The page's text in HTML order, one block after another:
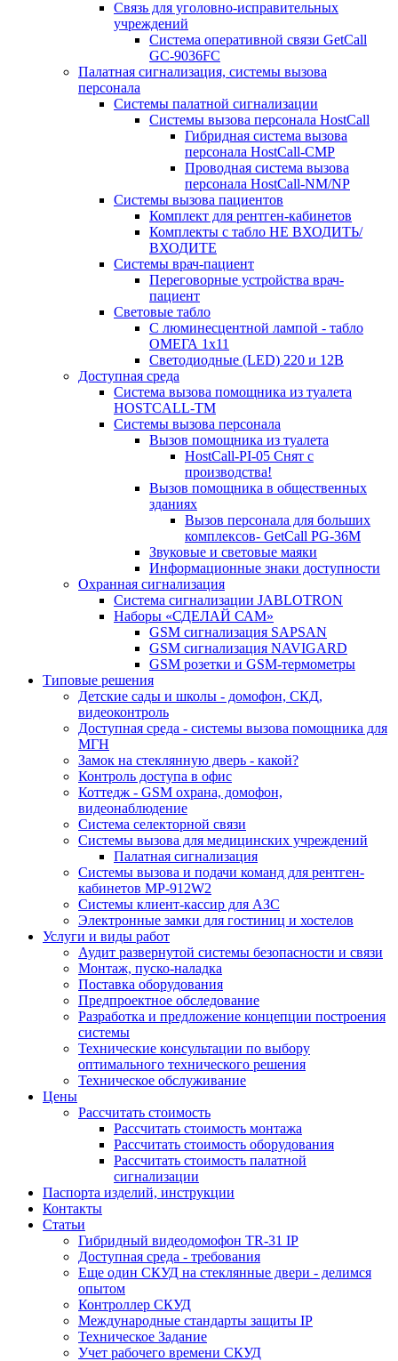
Связь для уголовно-исправительных
учреждений
Система оперативной связи GetCall
GC-9036FC
Палатная сигнализация, системы вызова
персонала
Системы палатной сигнализации
Системы вызова персонала HostCall
Гибридная система вызова
персонала HostCall-CMP
Проводная система вызова
персонала HostCall-NM/NP
Системы вызова пациентов
Комплект для рентген-кабинетов
Комплекты с табло НЕ ВХОДИТЬ/
ВХОДИТЕ
Системы врач-пациент
Переговорные устройства врач-
пациент
Световые табло
С люминесцентной лампой - табло
ОМЕГА 1х11
Светодиодные (LED) 220 и 12В
Доступная среда
Система вызова помощника из туалета
HOSTCALL-TM
Системы вызова персонала
Вызов помощника из туалета
HostCall-PI-05 Снят с
производства!
Вызов помощника в общественных
зданиях
Вызов персонала для больших
комплексов- GetCall PG-36M
Звуковые и световые маяки
Информационные знаки доступности
Охранная сигнализация
Система сигнализации JABLOTRON
Наборы «СДЕЛАЙ САМ»
GSM сигнализация SAPSAN
GSM сигнализация NAVIGARD
GSM розетки и GSM-термометры
Типовые решения
Детские сады и школы - домофон, СКД,
видеоконтроль
Доступная среда - системы вызова помощника для
МГН
Замок на стеклянную дверь - какой?
Контроль доступа в офис
Коттедж - GSM охрана, домофон,
видеонаблюдение
Система селекторной связи
Системы вызова для медицинских учреждений
Палатная сигнализация
Системы вызова и подачи команд для рентген-
кабинетов MP-912W2
Системы клиент-кассир для АЗС
Электронные замки для гостиниц и хостелов
Услуги и виды работ
Аудит развернутой системы безопасности и связи
Монтаж, пуско-наладка
Поставка оборудования
Предпроектное обследование
Разработка и предложение концепции построения
системы
Технические консультации по выбору
оптимального технического решения
Техническое обслуживание
Цены
Рассчитать стоимость
Рассчитать стоимость монтажа
Рассчитать стоимость оборудования
Рассчитать стоимость палатной
сигнализации
Паспорта изделий, инструкции
Контакты
Статьи
Гибридный видеодомофон TR-31 IP
Доступная среда - требования
Еще один СКУД на стеклянные двери - делимся
опытом
Контроллер СКУД
Международные стандарты защиты IP
Техническое Задание
Учет рабочего времени СКУД